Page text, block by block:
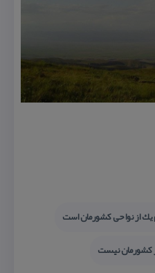
یك از نواحی كشورمان است
كشورمان نیست